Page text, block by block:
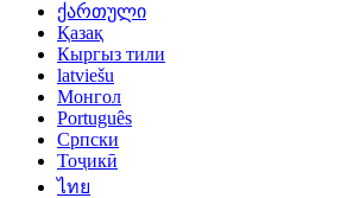
ქართული
Қазақ
Кыргыз тили
latviešu
Монгол
Português
Српски
Тоҷикӣ
ไทย